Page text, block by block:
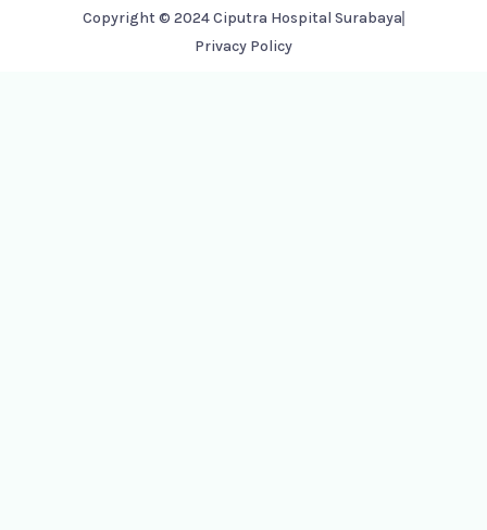
Copyright © 2024 Ciputra Hospital Surabaya
Privacy Policy